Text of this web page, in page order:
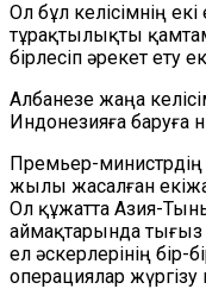
Ол бұл келісімнің
тұрақтылықты
бірлесіп әрекет ету
Албанезе жаңа
Индонезияға баруға
Премьер-министрдің
жылы жасалған
Ол құжатта Азия-
аймақтарында
ел әскерлерінің бір-
операциялар жүргізу